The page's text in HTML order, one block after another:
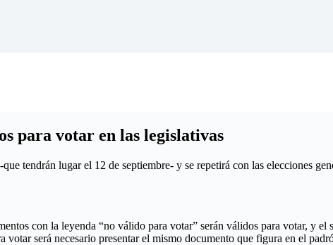
para votar en las legislativas
-que tendrán lugar el 12 de septiembre- y se repetirá con las elecciones
con la leyenda “no válido para votar” serán válidos para votar, y
será necesario presentar el mismo documento que figura en el